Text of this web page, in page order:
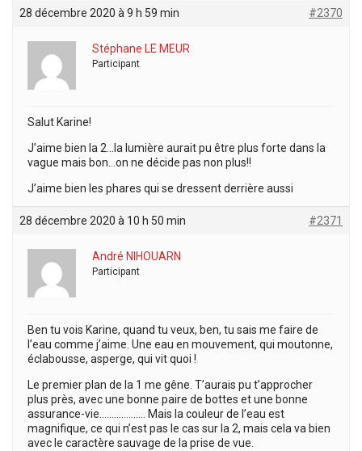
28 décembre 2020 à 9 h 59 min #2370
Stéphane LE MEUR
Participant
Salut Karine!
J’aime bien la 2…la lumière aurait pu être plus forte dans la
vague mais bon…on ne décide pas non plus!!
J’aime bien les phares qui se dressent derrière aussi
28 décembre 2020 à 10 h 50 min #2371
André NIHOUARN
Participant
Ben tu vois Karine, quand tu veux, ben, tu sais me faire de
l’eau comme j’aime. Une eau en mouvement, qui moutonne,
éclabousse, asperge, qui vit quoi !
Le premier plan de la 1 me gêne. T’aurais pu t’approcher
plus près, avec une bonne paire de bottes et une bonne
assurance-vie………………. Mais la couleur de l’eau est
magnifique, ce qui n’est pas le cas sur la 2, mais cela va bien
avec le caractère sauvage de la prise de vue.